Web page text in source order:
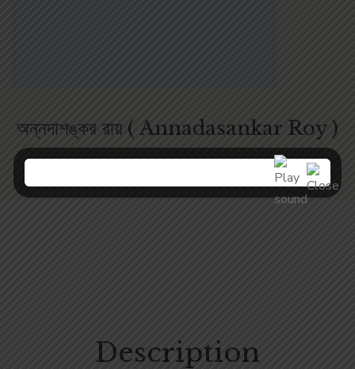
অন্নদাশঙ্কর রায় ( Annadasankar Roy )
Description